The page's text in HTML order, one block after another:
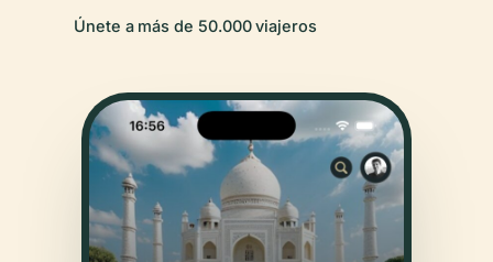
Únete a más de 50.000 viajeros